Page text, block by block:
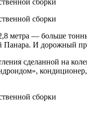
метра — больше
Панара. И дорожный
сделанной на